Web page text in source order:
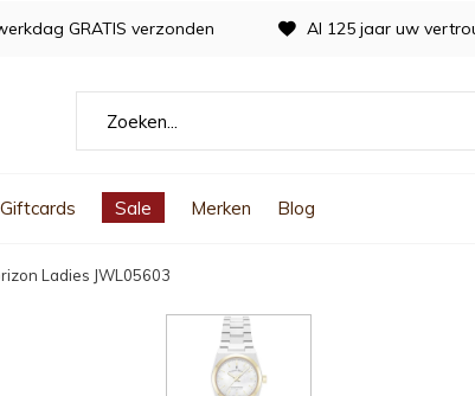
Giftcards Sale Merken Blog
GRATIS verzonden Al 125 jaar uw
Ladies JWL05603